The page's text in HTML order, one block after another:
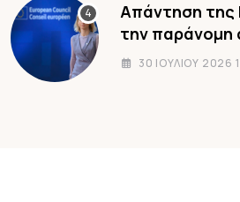
Απάντηση της
την παράνομη
30 ΙΟΥΛΊΟΥ 2026